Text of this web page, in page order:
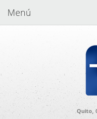
Menú
Quito,